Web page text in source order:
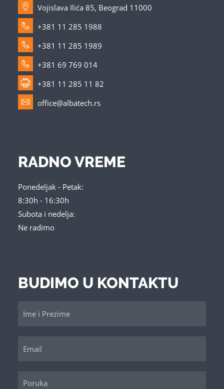
Vojislava Ilića 85, Beograd 11000
+381 11 285 1988
+381 11 285 1989
+381 69 769 014
+381 11 285 11 82
office@albatech.rs
RADNO VREME
Ponedeljak - Petak:
8:30h - 16:30h
Subota i nedelja:
Ne radimo
BUDIMO U KONTAKTU